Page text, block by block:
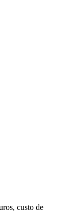
custo de